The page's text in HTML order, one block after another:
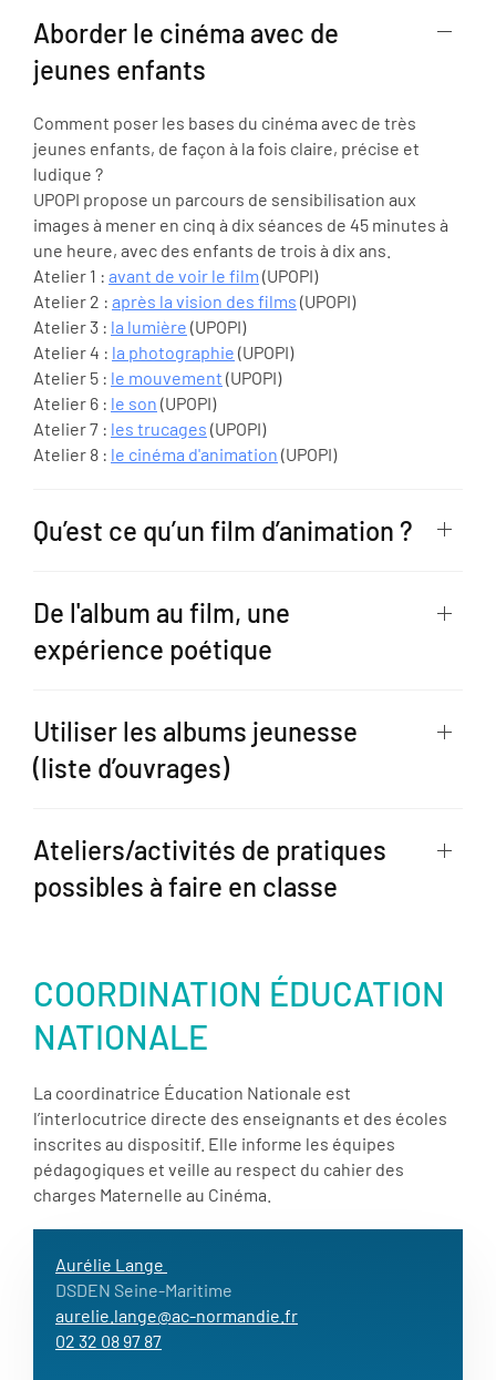
Aborder le cinéma avec de
jeunes enfants
Comment poser les bases du cinéma avec de très
jeunes enfants, de façon à la fois claire, précise et
ludique ?
UPOPI propose un parcours de sensibilisation aux
images à mener en cinq à dix séances de 45 minutes à
une heure, avec des enfants de trois à dix ans.
Atelier 1 : avant de voir le film (UPOPI)
Atelier 2 : après la vision des films (UPOPI)
Atelier 3 : la lumière (UPOPI)
Atelier 4 : la photographie (UPOPI)
Atelier 5 : le mouvement (UPOPI)
Atelier 6 : le son (UPOPI)
Atelier 7 : les trucages (UPOPI)
Atelier 8 : le cinéma d'animation (UPOPI)
Qu’est ce qu’un film d’animation ?
De l'album au film, une
expérience poétique
Utiliser les albums jeunesse
(liste d’ouvrages)
Ateliers/activités de pratiques
possibles à faire en classe
COORDINATION ÉDUCATION
NATIONALE
La coordinatrice Éducation Nationale est
l’interlocutrice directe des enseignants et des écoles
inscrites au dispositif. Elle informe les équipes
pédagogiques et veille au respect du cahier des
charges Maternelle au Cinéma.
Aurélie Lange
DSDEN Seine-Maritime
aurelie.lange@ac-normandie.fr
02 32 08 97 87